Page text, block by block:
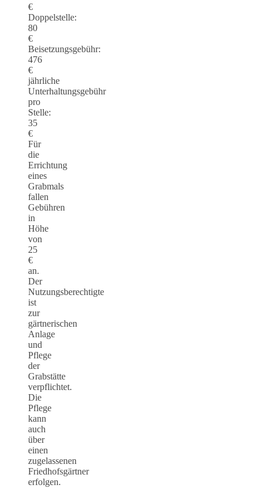
€
Doppelstelle:
80
€
Beisetzungsgebühr:
476
€
jährliche
Unterhaltungsgebühr
pro
Stelle:
35
€
Für
die
Errichtung
eines
Grabmals
fallen
Gebühren
in
Höhe
von
25
€
an.
Der
Nutzungsberechtigte
ist
zur
gärtnerischen
Anlage
und
Pflege
der
Grabstätte
verpflichtet.
Die
Pflege
kann
auch
über
einen
zugelassenen
Friedhofsgärtner
erfolgen.